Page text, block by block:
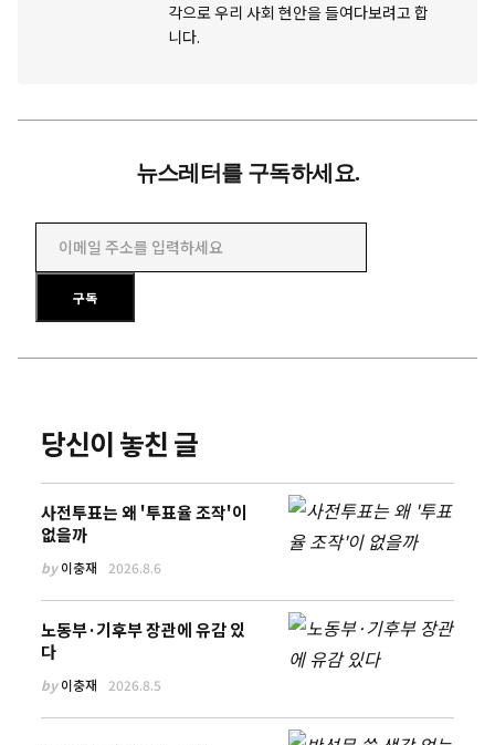
각으로 우리 사회 현안을 들여다보려고 합
니다.
뉴스레터를 구독하세요.
이메일 주소를 입력하세요
구독
당신이 놓친 글
사전투표는 왜 '투표율 조작'이
없을까
by이충재 2026.8.6
노동부·기후부 장관에 유감 있
다
by이충재 2026.8.5